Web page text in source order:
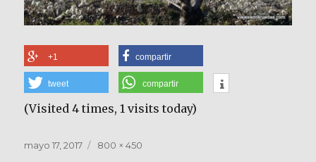
+1 compartir
tweet compartir
(Visited 4 times, 1 visits today)
Publicado
mayo 17, 2017
Tamaño
800 × 450